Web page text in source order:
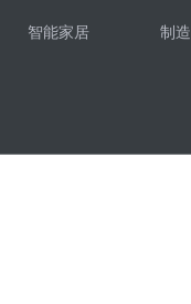
智能家居 制